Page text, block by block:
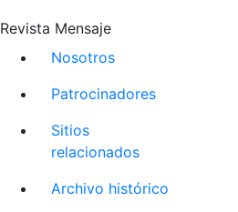
Revista Mensaje
Nosotros
Patrocinadores
Sitios
relacionados
Archivo histórico